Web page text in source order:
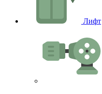
Лифт